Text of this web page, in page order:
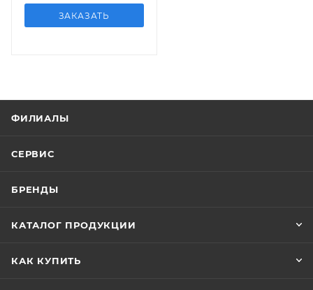
ЗАКАЗАТЬ
ФИЛИАЛЫ
СЕРВИС
БРЕНДЫ
КАТАЛОГ ПРОДУКЦИИ
КАК КУПИТЬ